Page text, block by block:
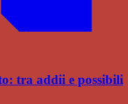
tra addii e possibili